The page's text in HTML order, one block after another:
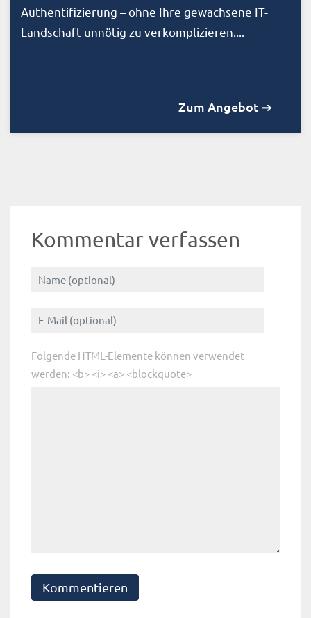
Authentifizierung – ohne Ihre gewachsene IT-
Landschaft unnötig zu verkomplizieren....
Zum Angebot ➔
Kommentar verfassen
Folgende HTML-Elemente können verwendet
werden: <b> <i> <a> <blockquote>
Kommentieren